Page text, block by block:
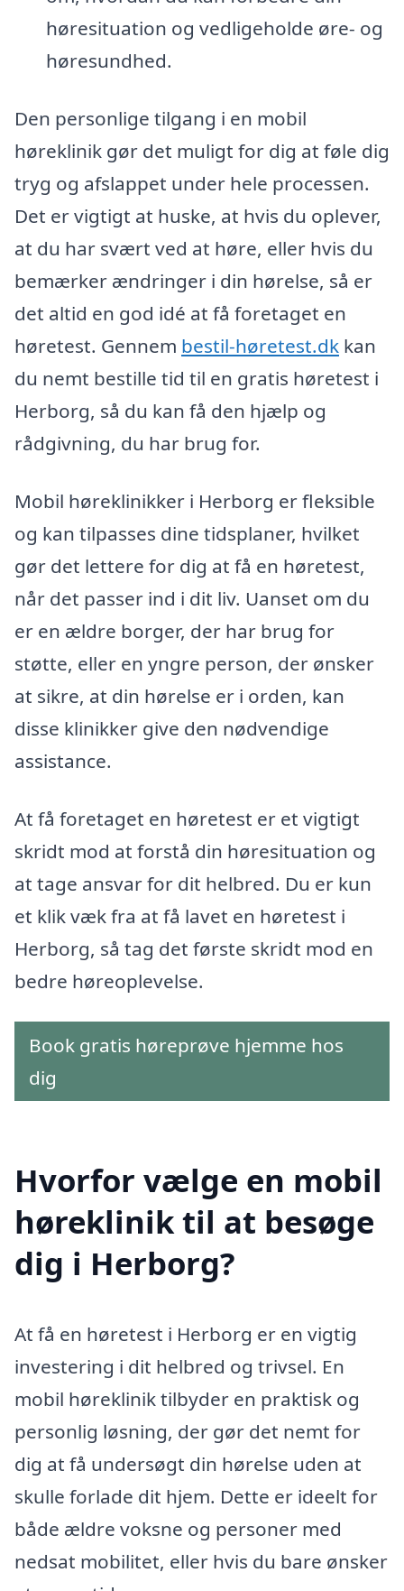
høresituation og vedligeholde øre- og
høresundhed.
Den personlige tilgang i en mobil
høreklinik gør det muligt for dig at føle dig
tryg og afslappet under hele processen.
Det er vigtigt at huske, at hvis du oplever,
at du har svært ved at høre, eller hvis du
bemærker ændringer i din hørelse, så er
det altid en god idé at få foretaget en
høretest. Gennem bestil-høretest.dk kan
du nemt bestille tid til en gratis høretest i
Herborg, så du kan få den hjælp og
rådgivning, du har brug for.
Mobil høreklinikker i Herborg er fleksible
og kan tilpasses dine tidsplaner, hvilket
gør det lettere for dig at få en høretest,
når det passer ind i dit liv. Uanset om du
er en ældre borger, der har brug for
støtte, eller en yngre person, der ønsker
at sikre, at din hørelse er i orden, kan
disse klinikker give den nødvendige
assistance.
At få foretaget en høretest er et vigtigt
skridt mod at forstå din høresituation og
at tage ansvar for dit helbred. Du er kun
et klik væk fra at få lavet en høretest i
Herborg, så tag det første skridt mod en
bedre høreoplevelse.
Book gratis høreprøve hjemme hos
dig
Hvorfor vælge en mobil
høreklinik til at besøge
dig i Herborg?
At få en høretest i Herborg er en vigtig
investering i dit helbred og trivsel. En
mobil høreklinik tilbyder en praktisk og
personlig løsning, der gør det nemt for
dig at få undersøgt din hørelse uden at
skulle forlade dit hjem. Dette er ideelt for
både ældre voksne og personer med
nedsat mobilitet, eller hvis du bare ønsker